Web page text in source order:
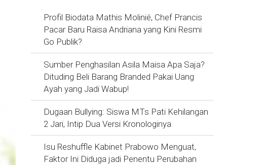
Profil Biodata Mathis Molinié, Chef Prancis
Pacar Baru Raisa Andriana yang Kini Resmi
Go Publik?
Sumber Penghasilan Asila Maisa Apa Saja?
Dituding Beli Barang Branded Pakai Uang
Ayah yang Jadi Wabup!
Dugaan Bullying: Siswa MTs Pati Kehilangan
2 Jari, Intip Dua Versi Kronologinya
Isu Reshuffle Kabinet Prabowo Menguat,
Faktor Ini Diduga jadi Penentu Perubahan